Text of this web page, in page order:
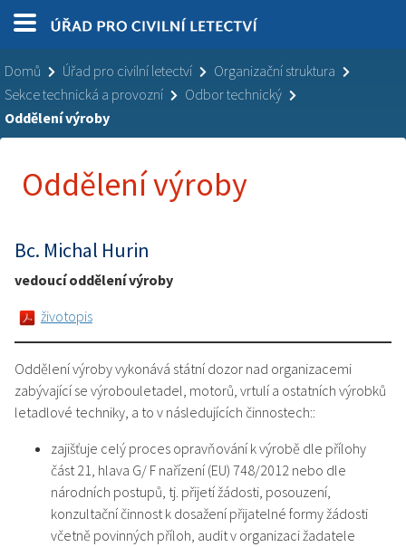
Domů Úřad pro civilní letectví
Organizační struktura
Sekce technická a provozní
Odbor technický
Oddělení výroby
Oddělení výroby
Bc. Michal Hurin
vedoucí oddělení výroby
životopis
Oddělení výroby vykonává státní dozor nad organizacemi
zabývající se výrobouletadel, motorů, vrtulí a ostatních výrobků
letadlové techniky, a to v následujících činnostech::
zajišťuje celý proces opravňování k výrobě dle přílohy
část 21, hlava G/ F nařízení (EU) 748/2012 nebo dle
národních postupů, tj. přijetí žádosti, posouzení,
konzultační činnost k dosažení přijatelné formy žádosti
včetně povinných příloh, audit v organizaci žadatele